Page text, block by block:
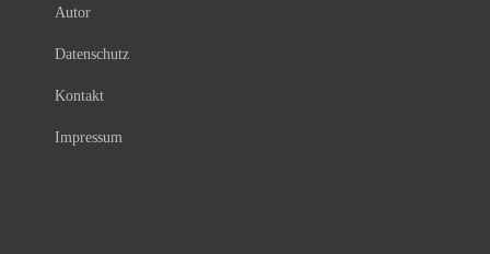
Autor
Datenschutz
Kontakt
Impressum